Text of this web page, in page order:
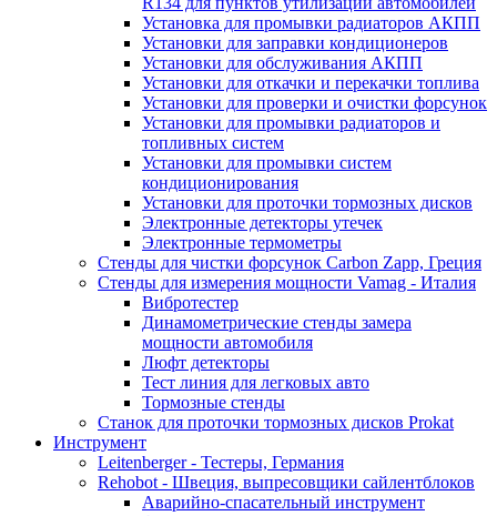
Установка для промывки радиаторов АКПП
Установки для заправки кондиционеров
Установки для обслуживания АКПП
Установки для откачки и перекачки топлива
Установки для проверки и очистки форсунок
Установки для промывки радиаторов и
топливных систем
Установки для промывки систем
кондиционирования
Установки для проточки тормозных дисков
Электронные детекторы утечек
Электронные термометры
Стенды для чистки форсунок Carbon Zapp, Греция
Стенды для измерения мощности Vamag - Италия
Вибротестер
Динамометрические стенды замера
мощности автомобиля
Люфт детекторы
Тест линия для легковых авто
Тормозные стенды
Станок для проточки тормозных дисков Prokat
Инструмент
Leitenberger - Тестеры, Германия
Rehobot - Швеция, выпресовщики сайлентблоков
Аварийно-спасательный инструмент